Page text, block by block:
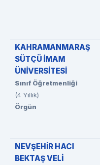
KAHRAMANMARAŞ
SÜTÇÜ İMAM
ÜNİVERSİTESİ
Sınıf Öğretmenliği
(4 Yıllık)
Örgün
NEVŞEHİR HACI
BEKTAŞ VELİ